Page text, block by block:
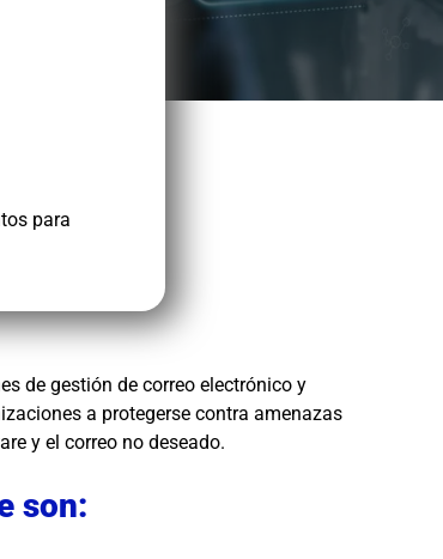
para
de gestión de correo electrónico y
a protegerse contra amenazas
y el correo no deseado.
son: